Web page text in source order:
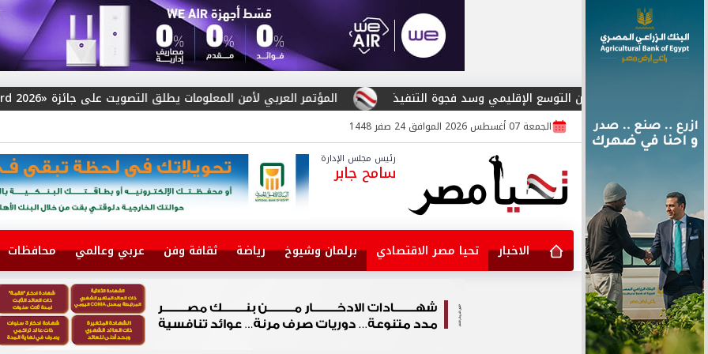
المؤتمر العربي لأمن المعلومات يطلق التصويت على جائزة «Arab Cybersecurity Social Media Influencer Award 2026» التوسع الإقليمي وسد فجوة التنفيذ
الجمعة 07 أغسطس 2026 الموافق 24 صفر 1448
رئيس مجلس الإدارة
سامح جابر
الاخبار تحيا مصر الاقتصادي برلمان وشيوخ رياضة ثقافة وفن عربي وعالمي محافظات